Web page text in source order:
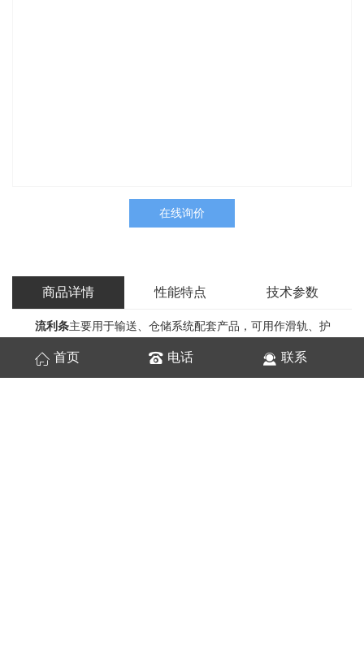
在线询价
商品详情 性能特点 技术参数
流利条主要用于输送、仓储系统配套产品，可用作滑轨、护
料制成，具有磨擦系数小、抗冲击、寿命长、耐酸碱性、耐潮湿等
优点。流利条的承载能力见下文。当货物重且超过额定负荷时，可
首页 电话 联系